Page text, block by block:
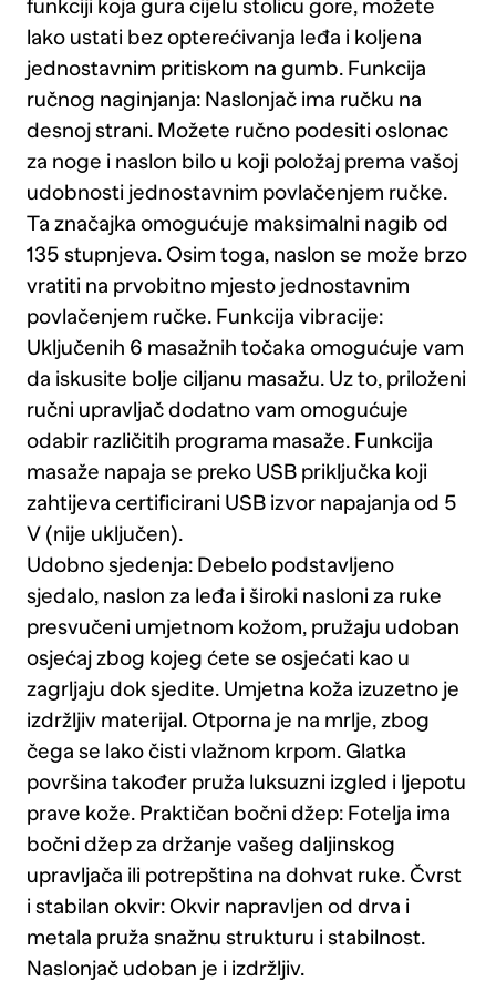
funkciji koja gura cijelu stolicu gore, možete
lako ustati bez opterećivanja leđa i koljena
jednostavnim pritiskom na gumb. Funkcija
ručnog naginjanja: Naslonjač ima ručku na
desnoj strani. Možete ručno podesiti oslonac
za noge i naslon bilo u koji položaj prema vašoj
udobnosti jednostavnim povlačenjem ručke.
Ta značajka omogućuje maksimalni nagib od
135 stupnjeva. Osim toga, naslon se može brzo
vratiti na prvobitno mjesto jednostavnim
povlačenjem ručke. Funkcija vibracije:
Uključenih 6 masažnih točaka omogućuje vam
da iskusite bolje ciljanu masažu. Uz to, priloženi
ručni upravljač dodatno vam omogućuje
odabir različitih programa masaže. Funkcija
masaže napaja se preko USB priključka koji
zahtijeva certificirani USB izvor napajanja od 5
V (nije uključen).
Udobno sjedenja: Debelo podstavljeno
sjedalo, naslon za leđa i široki nasloni za ruke
presvučeni umjetnom kožom, pružaju udoban
osjećaj zbog kojeg ćete se osjećati kao u
zagrljaju dok sjedite. Umjetna koža izuzetno je
izdržljiv materijal. Otporna je na mrlje, zbog
čega se lako čisti vlažnom krpom. Glatka
površina također pruža luksuzni izgled i ljepotu
prave kože. Praktičan bočni džep: Fotelja ima
bočni džep za držanje vašeg daljinskog
upravljača ili potrepština na dohvat ruke. Čvrst
i stabilan okvir: Okvir napravljen od drva i
metala pruža snažnu strukturu i stabilnost.
Naslonjač udoban je i izdržljiv.